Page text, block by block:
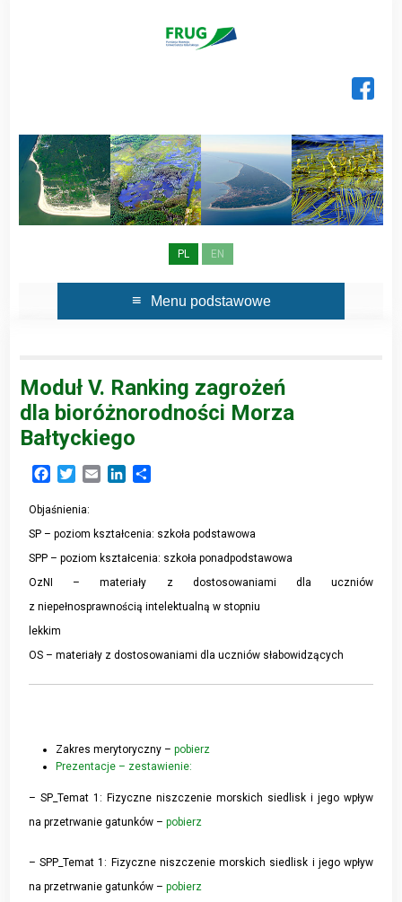
PL EN
Menu podstawowe
Moduł V. Ranking zagrożeń
dla bioróżnorodności Morza
Bałtyckiego
Facebook
TwitterEmail LinkedIn
Objaśnienia:
SP – poziom kształcenia: szkoła podstawowa
SPP – poziom kształcenia: szkoła ponadpodstawowa
OzNI – materiały z dostosowaniami dla uczniów
z niepełnosprawnością intelektualną w stopniu
lekkim
OS – materiały z dostosowaniami dla uczniów słabowidzących
Zakres merytoryczny – pobierz
Prezentacje – zestawienie:
– SP_Temat 1: Fizyczne niszczenie morskich siedlisk i jego wpływ
na przetrwanie gatunków – pobierz
– SPP_Temat 1: Fizyczne niszczenie morskich siedlisk i jego wpływ
na przetrwanie gatunków – pobierz